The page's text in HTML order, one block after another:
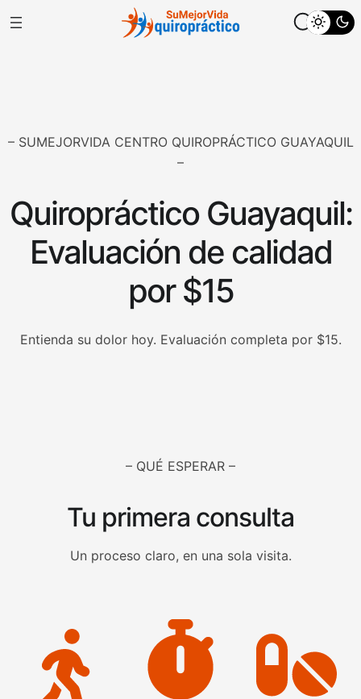
Ir
– SUMEJORVIDA CENTRO QUIROPRÁCTICO GUAYAQUIL
–
Quiropráctico Guayaquil:
Evaluación de calidad
por $15
Entienda su dolor hoy. Evaluación completa por $15.
– QUÉ ESPERAR –
Tu primera consulta
Un proceso claro, en una sola visita.